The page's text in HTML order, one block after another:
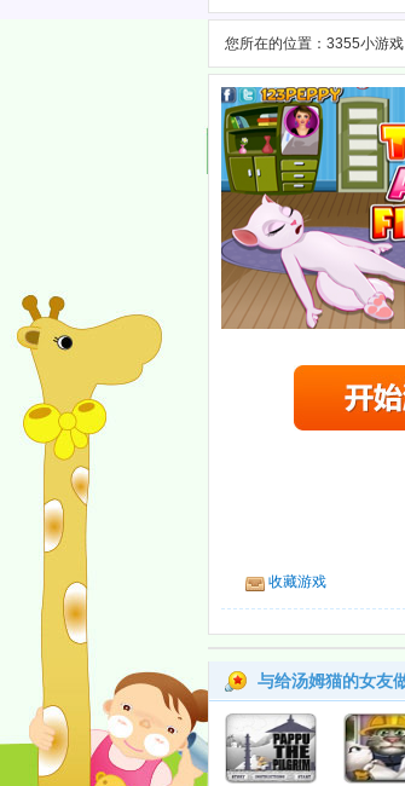
您所在的位置： 3355小游戏
收藏游戏
与给汤姆猫的女友